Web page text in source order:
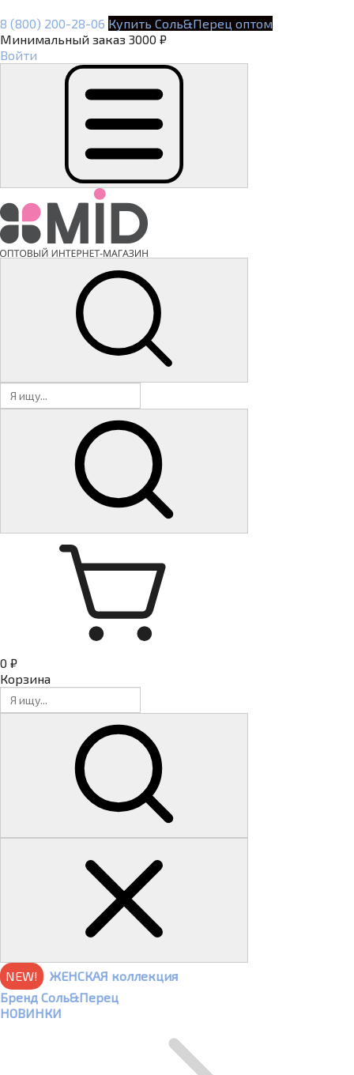
8 (800) 200-28-06 Купить Соль&Перец оптом
Минимальный заказ 3000 ₽
Войти
0 ₽
Корзина
NEW!
ЖЕНСКАЯ коллекция
Бренд Соль&Перец
НОВИНКИ